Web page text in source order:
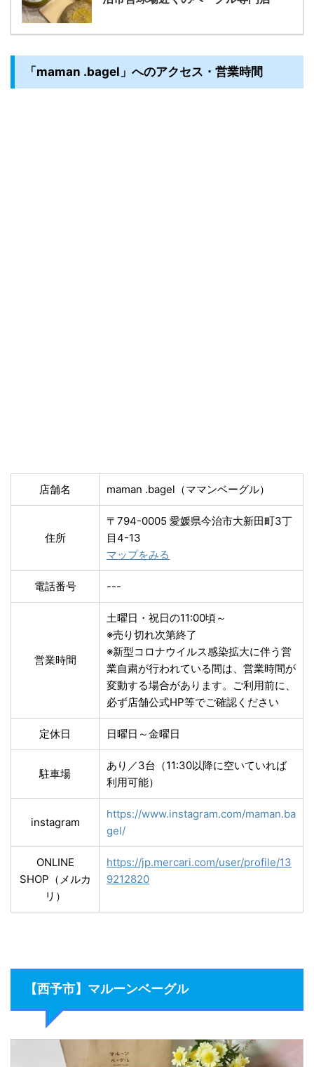
「maman .bagel」へのアクセス・営業時間
店舗名 maman .bagel（ママンベーグル）
住所
〒794-0005 愛媛県今治市大新田町3丁
目4-13
マップをみる
電話番号 ---
営業時間
土曜日・祝日の11:00頃～
※売り切れ次第終了
※新型コロナウイルス感染拡大に伴う営
業自粛が行われている間は、営業時間が
変動する場合があります。ご利用前に、
必ず店舗公式HP等でご確認ください
定休日 日曜日～金曜日
駐車場
あり／3台（11:30以降に空いていれば
利用可能）
instagram
https://www.instagram.com/maman.ba
gel/
ONLINE
SHOP（メルカ
リ）
https://jp.mercari.com/user/profile/13
9212820
【西予市】マルーンベーグル